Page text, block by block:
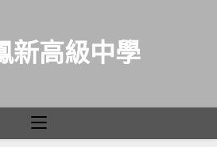
新高級中學